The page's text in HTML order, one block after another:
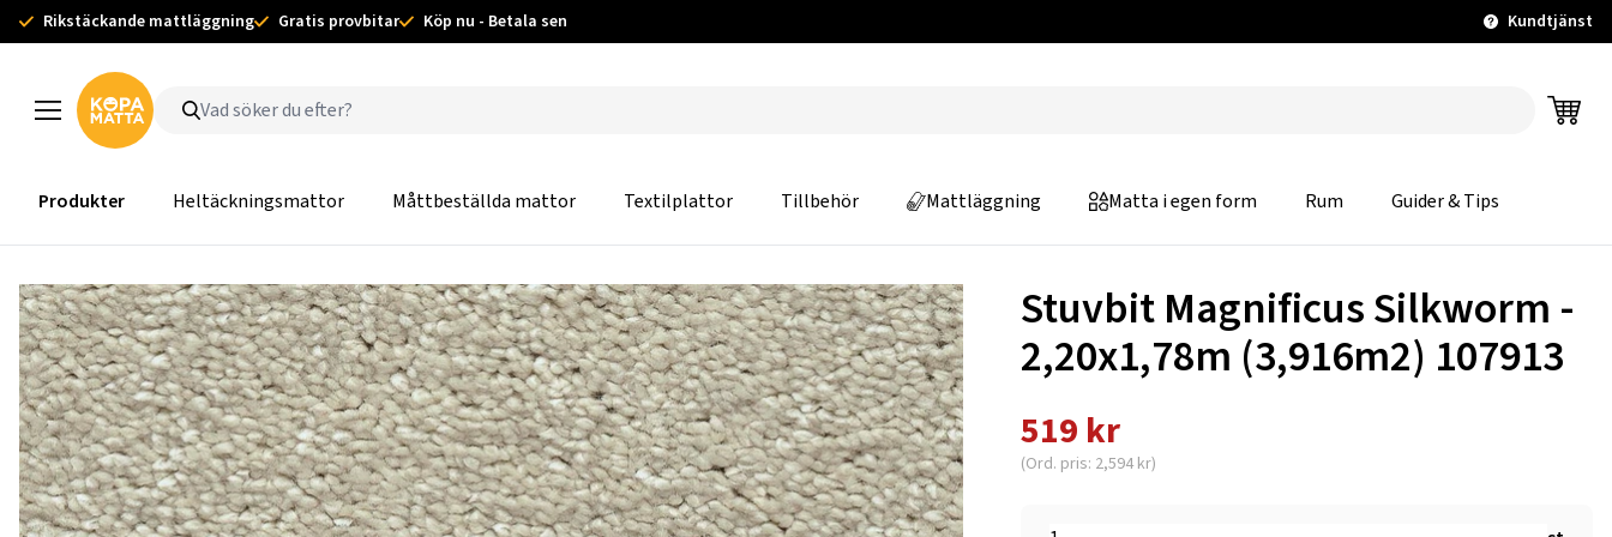
Rikstäckande mattläggning Gratis provbitar Köp nu - Betala sen Kundtjänst
Produkter Heltäckningsmattor Måttbeställda mattor Textilplattor Tillbehör Mattläggning Matta i egen form Rum Guider & Tips
Stuvbit Magnificus Silkworm -
2,20x1,78m (3,916m2) 107913
519 kr
(Ord. pris: 2,594 kr)